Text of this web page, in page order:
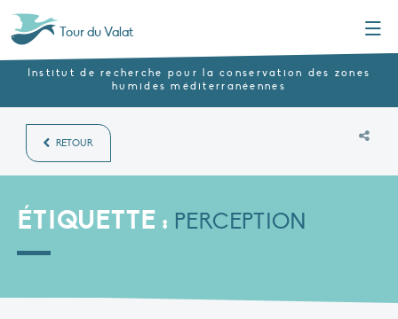
Tour du Valat
Institut de recherche pour la conservation des zones
humides méditerranéennes
RETOUR
ÉTIQUETTE : PERCEPTION